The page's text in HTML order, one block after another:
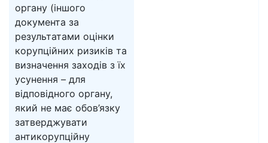
органу (іншого
документа за
результатами оцінки
корупційних ризиків та
визначення заходів з їх
усунення – для
відповідного органу,
який не має обов’язку
затверджувати
антикорупційну